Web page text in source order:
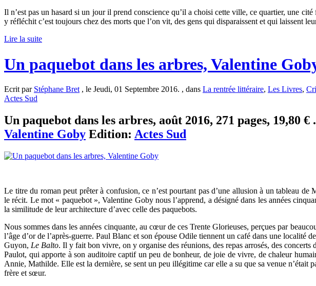
Il n’est pas un hasard si un jour il prend conscience qu’il a choisi cette ville, ce quartier, une cité
y réfléchit c’est toujours chez des morts que l’on vit, des gens qui disparaissent et qui laissent
Lire la suite
Un paquebot dans les arbres, Valentine
Ecrit par Stéphane Bret , le Jeudi, 01 Septembre 2016. , dans La rentrée littéraire, Les Livres,
Actes Sud
Un paquebot dans les arbres, août 2016, 271 pages, 19,80
Valentine Goby Edition: Actes Sud
Le titre du roman peut prêter à confusion, ce n’est pourtant pas d’une allusion à un tableau de
le récit. Le mot « paquebot », Valentine Goby nous l’apprend, a désigné dans les années
la similitude de leur architecture d’avec celle des paquebots.
Nous sommes dans les années cinquante, au cœur de ces Trente Glorieuses, perçues par
l’âge d’or de l’après-guerre. Paul Blanc et son épouse Odile tiennent un café dans une localité
Guyon, Le Balto. Il y fait bon vivre, on y organise des réunions, des repas arrosés, des concerts
Paulot, qui apporte à son auditoire captif un peu de bonheur, de joie de vivre, de chaleur
Annie, Mathilde. Elle est la dernière, se sent un peu illégitime car elle a su que sa venue n’était
frère et sœur.